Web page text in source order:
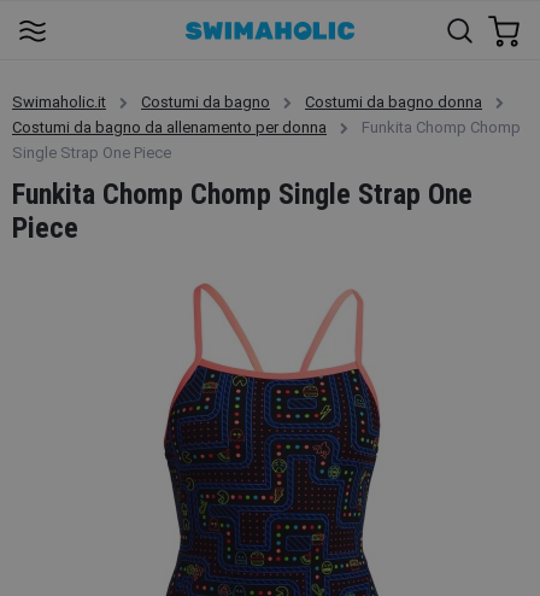
Swimaholic.it Costumi da bagno
Costumi da bagno donna
Costumi da bagno da allenamento per donna
Funkita Chomp Chomp
Single Strap One Piece
Funkita Chomp Chomp Single Strap One
Piece